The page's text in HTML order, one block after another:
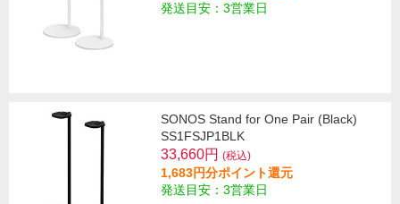
発送目安：3営業日
SONOS Stand for One Pair (Black)
SS1FSJP1BLK
33,660円 (税込)
1,683円分ポイント還元
発送目安：3営業日